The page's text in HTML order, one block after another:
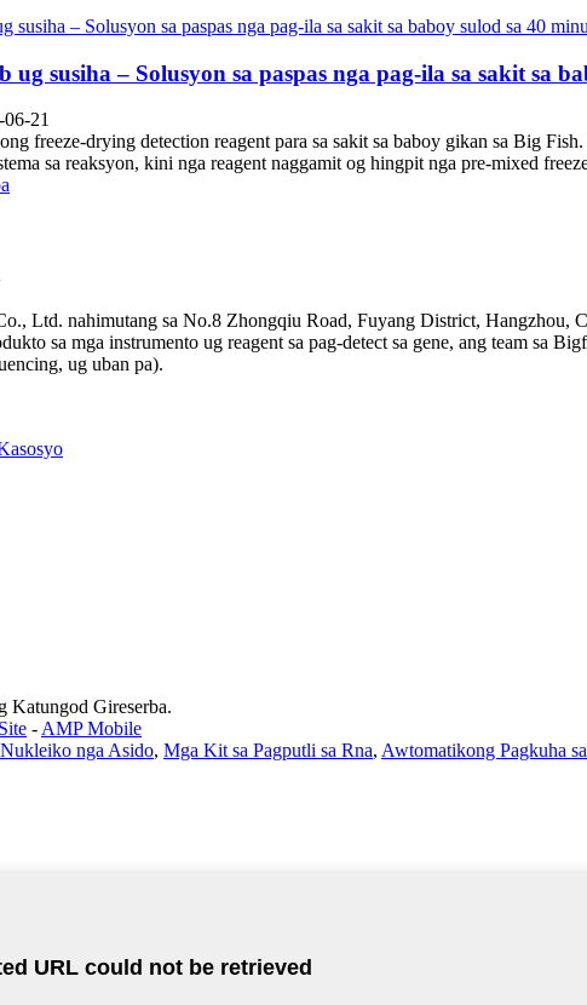
susiha – Solusyon sa paspas nga pag-ila sa sakit sa
21
freeze-drying detection reagent para sa sakit sa baboy gikan sa Big
sa reaksyon, kini nga reagent naggamit og hingpit nga pre-mixed
Ltd. nahimutang sa No.8 Zhongqiu Road, Fuyang District, Hangzhou,
sa mga instrumento ug reagent sa pag-detect sa gene, ang team sa
ug uban pa).
Katungod Gireserba.
- AMP Mobile
nga Asido, Mga Kit sa Pagputli sa Rna, Awtomatikong Pagkuha